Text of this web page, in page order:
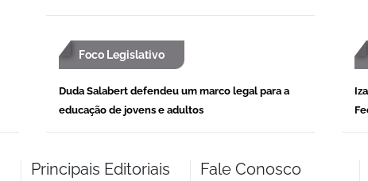
Foco Legislativo
Duda Salabert defendeu um marco legal para a
educação de jovens e adultos
Principais Editoriais Fale Conosco